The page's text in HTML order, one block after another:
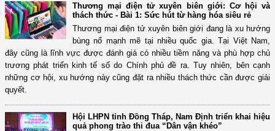
Thương mại điện tử xuyên biên giới: Cơ hội và
thách thức - Bài 1: Sức hút từ hàng hóa siêu rẻ
Thương mại điện tử xuyên biên giới đang là xu hướng
bùng nổ mạnh mẽ tại nhiều quốc gia. Tại Việt Nam,
đây cũng là lĩnh vực được đánh giá có nhiều tiềm năng và phù hợp chủ
trương phát triển kinh tế số do Chính phủ đề ra. Tuy nhiên, bên cạnh
những cơ hội, xu hướng này cũng đặt ra nhiều thách thức cần được giải
quyết.
Hội LHPN tỉnh Đồng Tháp, Nam Định triển khai hiệu
quả phong trào thi đua “Dân vận khéo”